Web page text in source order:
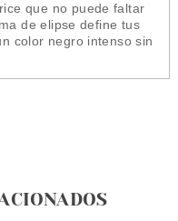
que no puede faltar
de elipse define tus
color negro intenso sin